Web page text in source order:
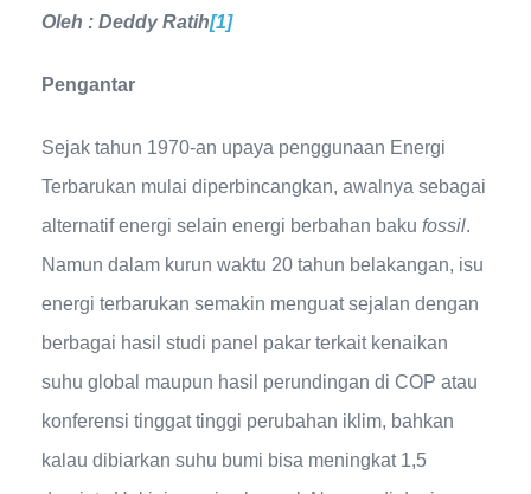
Oleh : Deddy Ratih[1]
Pengantar
Sejak tahun 1970-an upaya penggunaan Energi
Terbarukan mulai diperbincangkan, awalnya sebagai
alternatif energi selain energi berbahan baku fossil.
Namun dalam kurun waktu 20 tahun belakangan, isu
energi terbarukan semakin menguat sejalan dengan
berbagai hasil studi panel pakar terkait kenaikan
suhu global maupun hasil perundingan di COP atau
konferensi tinggat tinggi perubahan iklim, bahkan
kalau dibiarkan suhu bumi bisa meningkat 1,5